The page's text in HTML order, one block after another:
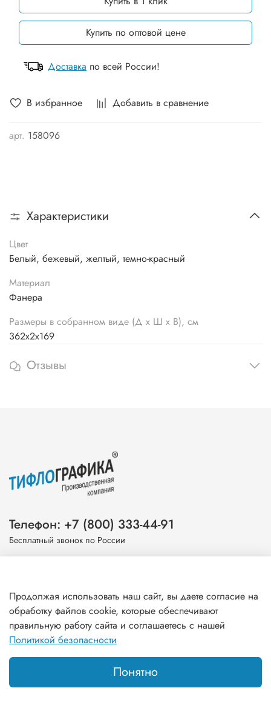
В избранное Добавить в сравнение
арт. 158096
Купить по оптовой цене
Доставка по всей России!
Характеристики
Цвет
Белый, бежевый, желтый, темно-красный
Материал
Фанера
Размеры в собранном виде (Д х Ш х В), см
362х2х169
Отзывы
Информация
Телефон: +7 (800) 333-44-91
Бесплатный звонок по России
Продолжая использовать наш сайт, вы даете согласие на
обработку файлов cookie, которые обеспечивают
правильную работу сайта и соглашаетесь с нашей
Политикой безопасности
Понятно